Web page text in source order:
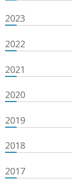
2023
2022
2021
2020
2019
2018
2017